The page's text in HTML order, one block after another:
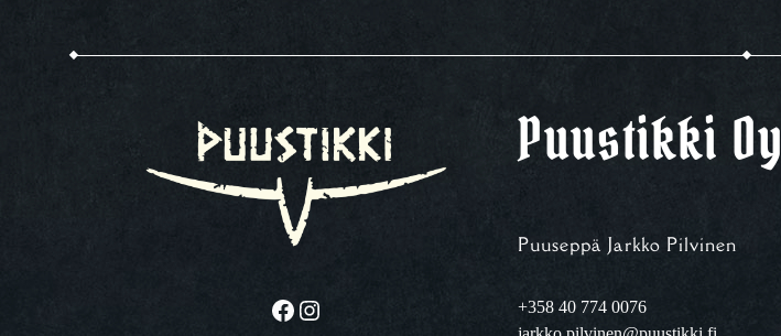
Facebook Instagram
Puustikki Oy
Puuseppä Jarkko Pilvinen
+358 40 774 0076